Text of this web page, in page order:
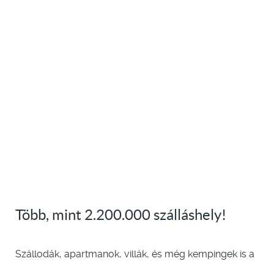
Több, mint 2.200.000 szálláshely!
Szállodák, apartmanok, villák, és még kempingek is a